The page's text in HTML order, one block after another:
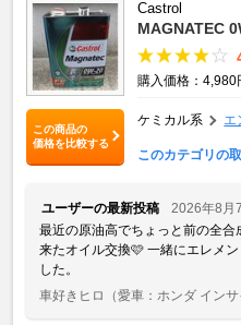
この商品の
価格を比較する
Castrol
MAGNATEC
購入価格：4,980
ケミカル系 エ
このカテゴリの
ユーザーの最新投稿
2026年8月
最近の原油高でちょっと前の全
来たオイル交換🩷 一緒にエレメ
した。
車好きヒロ
（愛車：ホンダ インサ